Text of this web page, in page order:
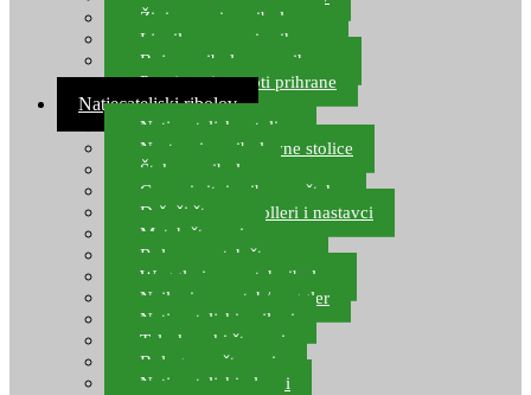
Živi mamci za ribolov
Ljepilo za crve i prihranu
Boje za ribolovnu prihranu
Provjereni recepti prihrane
Natjecateljski ribolov
Natjecateljske stolice
Nastavci za ribolovne stolice
Šteke za ribolov
Gume i sitni pribor za šteku
Držači štapova rolleri i nastavci
Match štapovi
Role za match štapove
Waggleri za match ribolov
Najloni za match/waggler
Natjecateljski najloni
Teleskopski štapovi
Bolognese štapovi
Natjecateljski plovci